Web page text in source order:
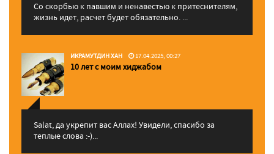
Со скорбью к павшим и ненавестью к притеснителям,
жизнь идет, расчет будет обязательно. ...
ИКРАМУТДИН ХАН 17.04.2025, 00:27
10 лет с моим хиджабом
Salat, да укрепит вас Аллаx! Увидели, спасибо за
теплые слова :-)...